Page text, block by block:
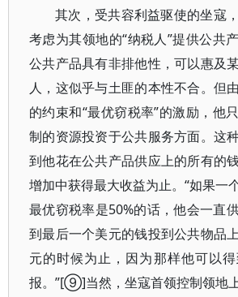
其次，受共容利益驱使的坐寇
考虑为其领地的“纳税人”提供公共
公共产品具有非排他性，可以惠及
人，这似乎与土匪的本性不合。但
的约束和“最优窃税率”的激励，他
制的资源投资于公共服务方面。这
到他花在公共产品供应上的所有的
增加中获得最大收益为止。“如果一
最优窃税率是50%的话，他会一直
到最后一个美元的钱投到公共物品
元的时候为止，因为那样他可以
报。”[⑨]当然，坐寇首领控制领地